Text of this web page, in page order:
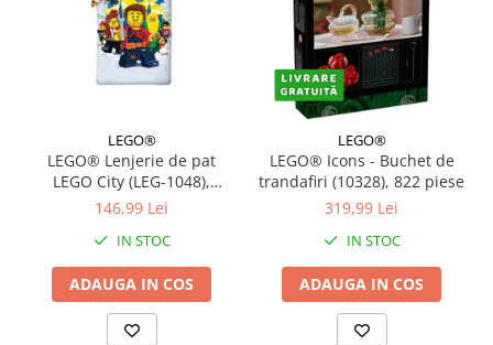
LEGO®
LEGO® Lenjerie de pat
LEGO City (LEG-1048),
140x200 cm
146,99 Lei
IN STOC
ADAUGA IN COS
LEGO®
LEGO® Icons - Buchet de
trandafiri (10328), 822 piese
319,99 Lei
IN STOC
ADAUGA IN COS